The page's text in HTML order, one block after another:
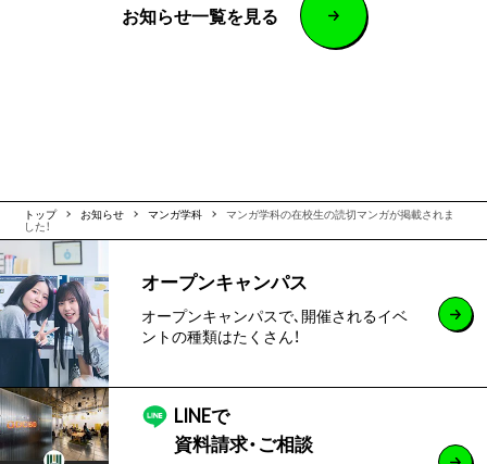
お知らせ一覧を見る
トップ お知らせ マンガ学科 マンガ学科の在校生の読切マンガが掲載されま
した！
オープンキャンパス
オープンキャンパスで､開催されるイベ
ントの種類はたくさん！
LINEで
資料請求・ご相談